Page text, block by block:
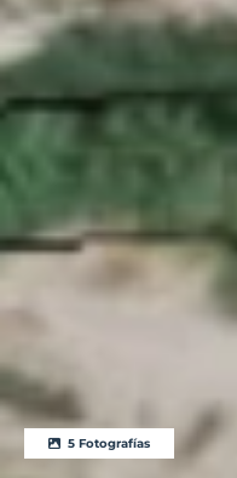
5 Fotografías